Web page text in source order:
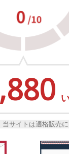
サイトは適格販売に